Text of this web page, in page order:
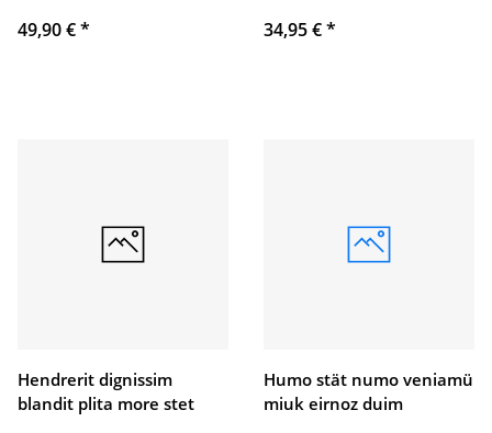
49,90 €* 34,95 €*
Hendrerit dignissim
blandit plita more stet
Humo stät numo veniamü
miuk eirnoz duim